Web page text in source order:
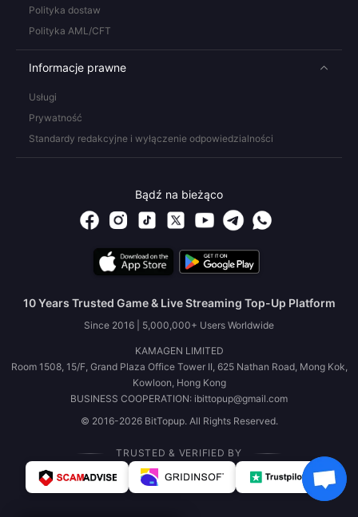
Polityka dostaw
Polityka AML/CFT
Informacje prawne
Usługi
Prywatność
Standardy redakcyjne i wyłączenie odpowiedzialności
Bądź na bieżąco
10 Years Trusted Game & Live Streaming Top-Up Platform
Since 2016 | 5,000,000+ Users Worldwide
KAMAGEN LIMITED
Room 1508, 15/F, Grand Plaza Office Tower II, 625 Nathan Road, Mong Kok,
Kowloon, Hong Kong
BUSINESS COOPERATION: ibittopup@gmail.com
© 2016-2026 BitTopup. All Rights Reserved.
TRUSTED & VERIFIED BY